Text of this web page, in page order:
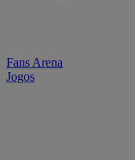
Fans Arena
Jogos